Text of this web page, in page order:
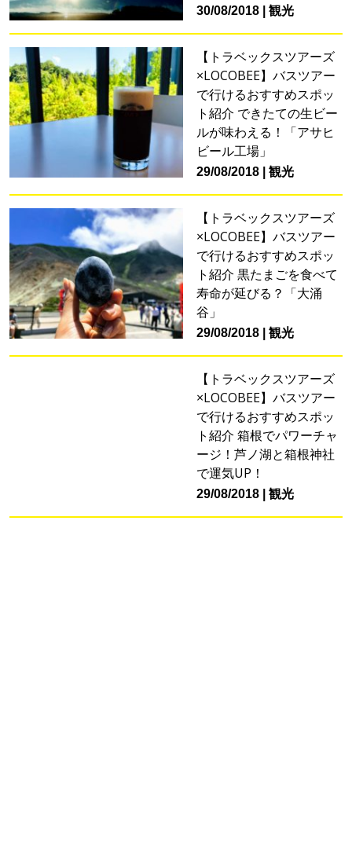
30/08/2018 観光
【トラベックスツアーズ
×LOCOBEE】バスツアー
で行けるおすすめスポッ
ト紹介 できたての生ビー
ルが味わえる！「アサヒ
ビール工場」
29/08/2018 観光
【トラベックスツアーズ
×LOCOBEE】バスツアー
で行けるおすすめスポッ
ト紹介 黒たまごを食べて
寿命が延びる？「大涌
谷」
29/08/2018 観光
【トラベックスツアーズ
×LOCOBEE】バスツアー
で行けるおすすめスポッ
ト紹介 箱根でパワーチャ
ージ！芦ノ湖と箱根神社
で運気UP！
29/08/2018 観光